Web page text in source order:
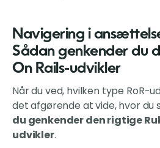
Navigering i
Sådan genkender du
On Rails-udvikler
Når du ved, hvilken type RoR-
det afgørende at vide, hvor du
du genkender den rigtige
udvikler.